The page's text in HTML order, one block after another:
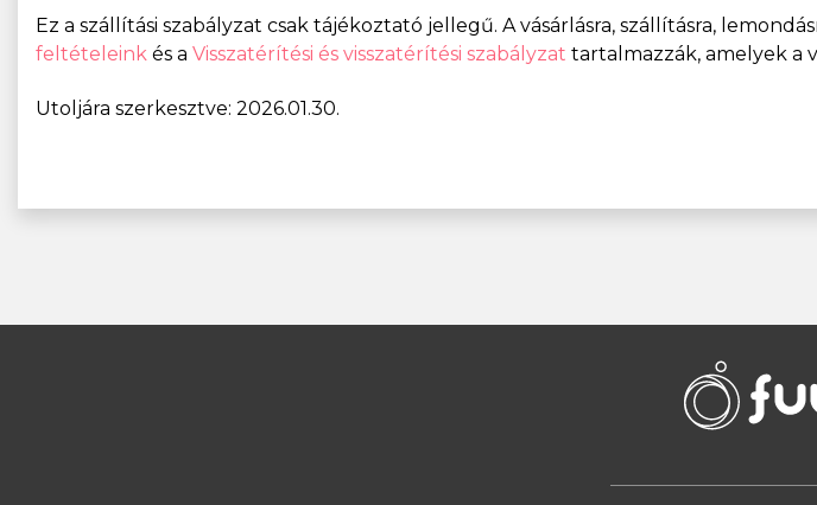
Ez a szállítási szabályzat csak tájékoztató jellegű. A vásárlásra, szállításra,
feltételeink és a Visszatérítési és visszatérítési szabályzat tartalmazzák, amelyek a
Utoljára szerkesztve: 2026.01.30.